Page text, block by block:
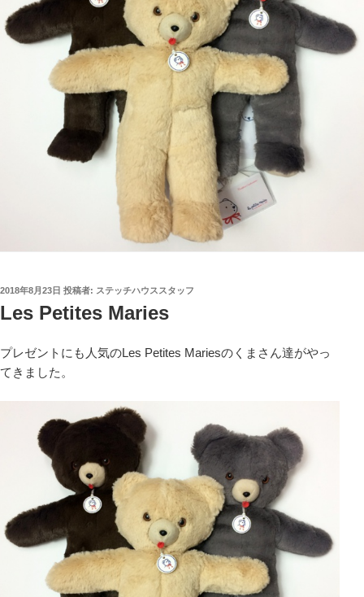
投
稿
日:
2018年8月23日 投稿者: ステッチハウススタッフ
Les Petites Maries
プレゼントにも人気のLes Petites Mariesのくまさん達がやっ
てきました。